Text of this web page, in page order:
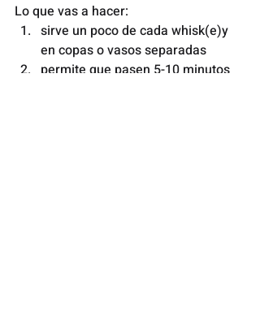
Lo que vas a hacer:
sirve un poco de cada whisk(e)y
en copas o vasos separadas
permite que pasen 5-10 minutos